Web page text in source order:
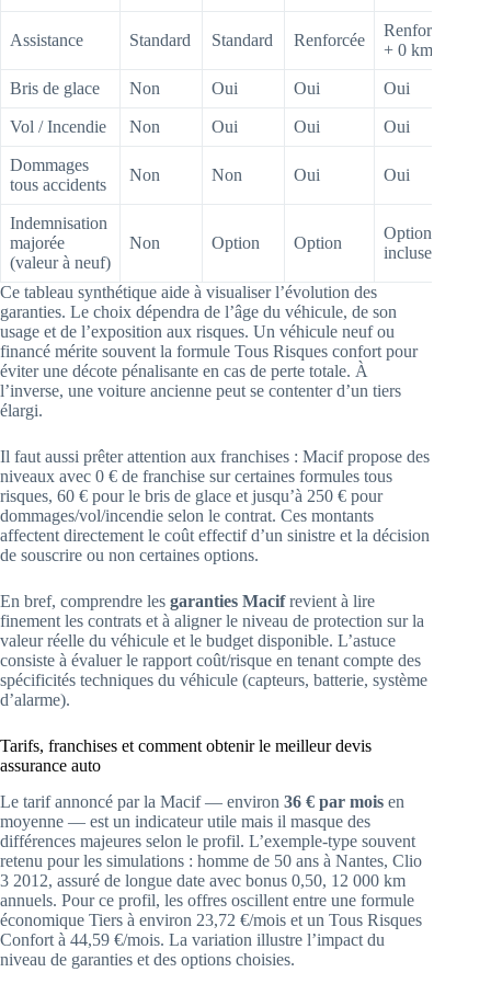
Assistance Standard Standard Renforcée
Renforcée
+ 0 km
Bris de glace Non Oui Oui Oui
Vol / Incendie Non Oui Oui Oui
Dommages
tous accidents
Non Non Oui Oui
Indemnisation
majorée
(valeur à neuf)
Non Option Option
Option
incluse
Ce tableau synthétique aide à visualiser l’évolution des
garanties. Le choix dépendra de l’âge du véhicule, de son
usage et de l’exposition aux risques. Un véhicule neuf ou
financé mérite souvent la formule Tous Risques confort pour
éviter une décote pénalisante en cas de perte totale. À
l’inverse, une voiture ancienne peut se contenter d’un tiers
élargi.
Il faut aussi prêter attention aux franchises : Macif propose des
niveaux avec 0 € de franchise sur certaines formules tous
risques, 60 € pour le bris de glace et jusqu’à 250 € pour
dommages/vol/incendie selon le contrat. Ces montants
affectent directement le coût effectif d’un sinistre et la décision
de souscrire ou non certaines options.
En bref, comprendre les garanties Macifrevient à lire
finement les contrats et à aligner le niveau de protection sur la
valeur réelle du véhicule et le budget disponible. L’astuce
consiste à évaluer le rapport coût/risque en tenant compte des
spécificités techniques du véhicule (capteurs, batterie, système
d’alarme).
Tarifs, franchises et comment obtenir le meilleur devis
assurance auto
Le tarif annoncé par la Macif — environ 36 € par mois en
moyenne — est un indicateur utile mais il masque des
différences majeures selon le profil. L’exemple-type souvent
retenu pour les simulations : homme de 50 ans à Nantes, Clio
3 2012, assuré de longue date avec bonus 0,50, 12 000 km
annuels. Pour ce profil, les offres oscillent entre une formule
économique Tiers à environ 23,72 €/mois et un Tous Risques
Confort à 44,59 €/mois. La variation illustre l’impact du
niveau de garanties et des options choisies.